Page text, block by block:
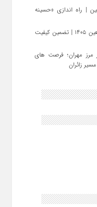
| راه‌ اندازی «حسینه
تلاش جهادی آب و فاضلاب ایلام در اربعین ۱۴۰۵ | تضمین کیفیت
مرز مهران؛ فرصت‌ های
زائران